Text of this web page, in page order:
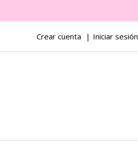
Crear cuenta Iniciar sesión